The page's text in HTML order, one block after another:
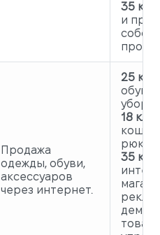
35
и
Продажа
одежды, обуви,
аксессуаров
через интернет.
25
обувь,
уборы.
18
35